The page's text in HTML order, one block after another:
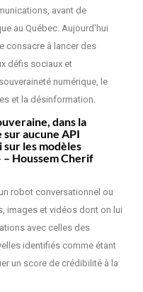
avant de
au Québec. Aujourd’hui
consacre à lancer des
défis sociaux et
numérique, le
et la désinformation.
dans la
sur aucune API
les modèles
– Houssem Cherif
robot conversationnel ou
images et vidéos dont on lui
avec celles des
identifiés comme étant
un score de crédibilité à la